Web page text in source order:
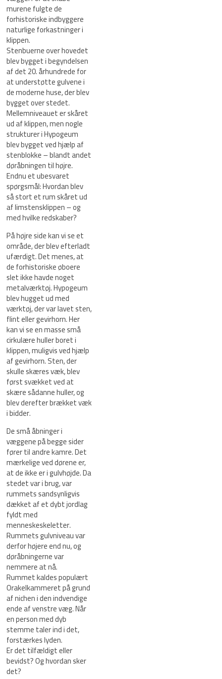
murene fulgte de
forhistoriske indbyggere
naturlige forkastninger i
klippen.
Stenbuerne over hovedet
blev bygget i begyndelsen
af ​​det 20. århundrede for
at understøtte gulvene i
de moderne huse, der blev
bygget over stedet.
Mellemniveauet er skåret
ud af klippen, men nogle
strukturer i Hypogeum
blev bygget ved hjælp af
stenblokke – blandt andet
døråbningen til højre.
Endnu et ubesvaret
spørgsmål: Hvordan blev
så stort et rum skåret ud
af limstensklippen – og
med hvilke redskaber?
På højre side kan vi se et
område, der blev efterladt
ufærdigt. Det menes, at
de forhistoriske øboere
slet ikke havde noget
metalværktøj. Hypogeum
blev hugget ud med
værktøj, der var lavet sten,
flint eller gevirhorn. Her
kan vi se en masse små
cirkulære huller boret i
klippen, muligvis ved hjælp
af gevirhorn. Sten, der
skulle skæres væk, blev
først svækket ved at
skære sådanne huller, og
blev derefter brækket væk
i bidder.
De små åbninger i
væggene på begge sider
fører til andre kamre. Det
mærkelige ved dørene er,
at de ikke er i gulvhøjde. Da
stedet var i brug, var
rummets sandsynligvis
dækket af et dybt jordlag
fyldt med
menneskeskeletter.
Rummets gulvniveau var
derfor højere end nu, og
døråbningerne var
nemmere at nå.
Rummet kaldes populært
Orakelkammeret på grund
af nichen i den indvendige
ende af venstre væg. Når
en person med dyb
stemme taler ind i det,
forstærkes lyden.
Er det tilfældigt eller
bevidst? Og hvordan sker
det?